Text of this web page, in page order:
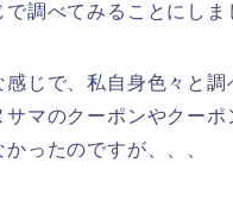
で調べてみることにしま
感じで、私自身色々と
サマのクーポンやクーポ
ったのですが、、、